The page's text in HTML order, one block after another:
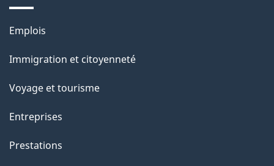
l
a
a
g
"
Thèmes
sujets
Emplois
Immigration et citoyenneté
Voyage et tourisme
Entreprises
Prestations